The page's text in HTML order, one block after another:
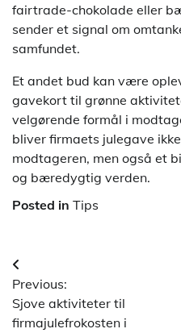
fairtrade-chokolade eller
sender et signal om
samfundet.
Et andet bud kan være
gavekort til grønne
velgørende formål i
bliver firmaets julegave
modtageren, men også et
og bæredygtig verden.
Posted in Tips
Indlægsnavigation
Previous:
Sjove aktiviteter til
firmajulefrokosten i